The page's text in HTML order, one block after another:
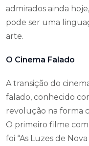
admirados ainda
pode ser uma
arte.
O Cinema Falado
A transição do
falado, conhecido
revolução na forma
O primeiro filme
foi “As Luzes de